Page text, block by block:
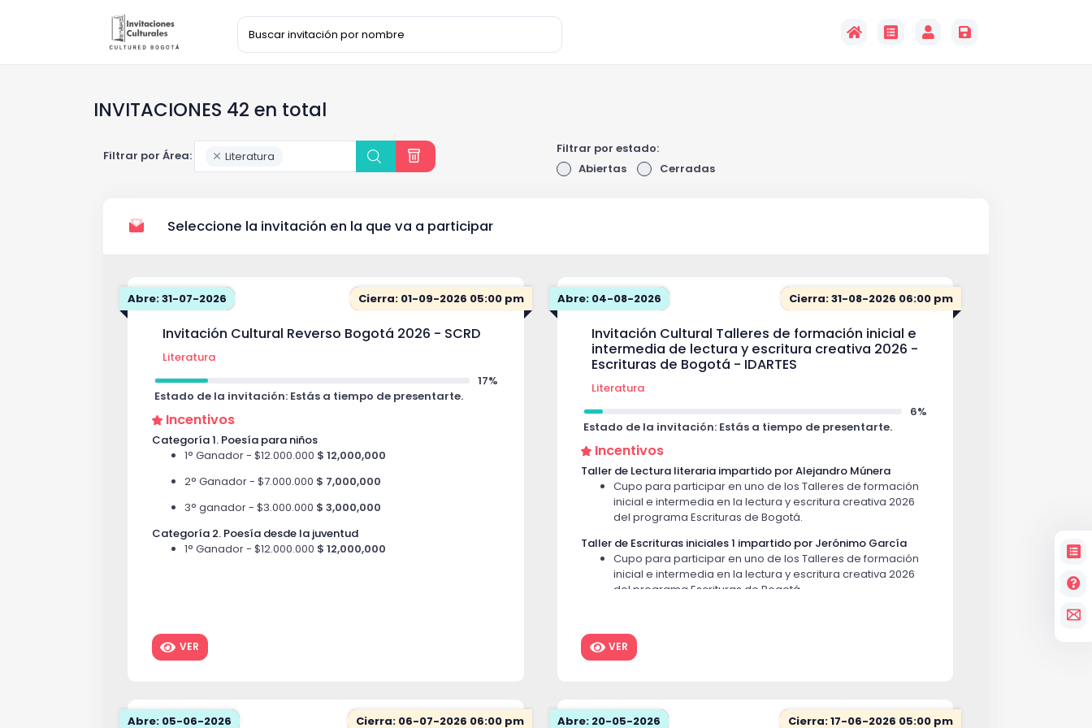
INVITACIONES 42 en total
Filtrar por Área: Literatura
Filtrar por estado:
Abiertas
Cerradas
Seleccione la invitación en la que va a participar
Abre: 31-07-2026 Cierra: 01-09-2026 05:00 pm
Invitación Cultural Reverso Bogotá 2026 - SCRD
Literatura
17%
Estado de la invitación: Estás a tiempo de presentarte.
Incentivos
Categoría 1. Poesía para niños
1° Ganador - $12.000.000 $ 12,000,000
2° Ganador - $7.000.000 $ 7,000,000
3° ganador - $3.000.000 $ 3,000,000
Categoría 2. Poesía desde la juventud
1° Ganador - $12.000.000 $ 12,000,000
1° Ganador - $18.000.000
Categoría 4. Poesía oral
VER
Abre: 04-08-2026 Cierra: 31-08-2026 06:00 pm
Invitación Cultural Talleres de formación inicial e
intermedia de lectura y escritura creativa 2026 -
Escrituras de Bogotá - IDARTES
Literatura
6%
Estado de la invitación: Estás a tiempo de presentarte.
Incentivos
Taller de Lectura literaria impartido por Alejandro Múnera
Cupo para participar en uno de los Talleres de formación
inicial e intermedia en la lectura y escritura creativa 2026
del programa Escrituras de Bogotá.
Taller de Escrituras iniciales 1 impartido por Jerónimo García
Cupo para participar en uno de los Talleres de formación
inicial e intermedia en la lectura y escritura creativa 2026
del programa Escrituras de Bogotá.
Cortés
Cupo para participar en uno de los Talleres de formación
inicial e intermedia en la lectura y escritura creativa 2026
Román
VER
Abre: 05-06-2026 Cierra: 06-07-2026 06:00 pm Abre: 20-05-2026 Cierra: 17-06-2026 05:00 pm